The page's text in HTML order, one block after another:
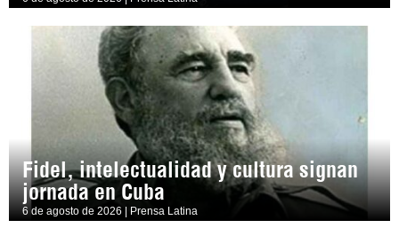
Fidel, intelectualidad y cultura signan
jornada en Cuba
6 de agosto de 2026 | Prensa Latina